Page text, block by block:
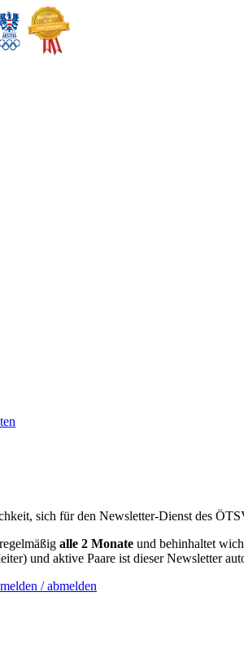
sich für den Newsletter-Dienst des
alle 2 Monate und behinhaltet
und aktive Paare ist dieser Newsletter
/ abmelden